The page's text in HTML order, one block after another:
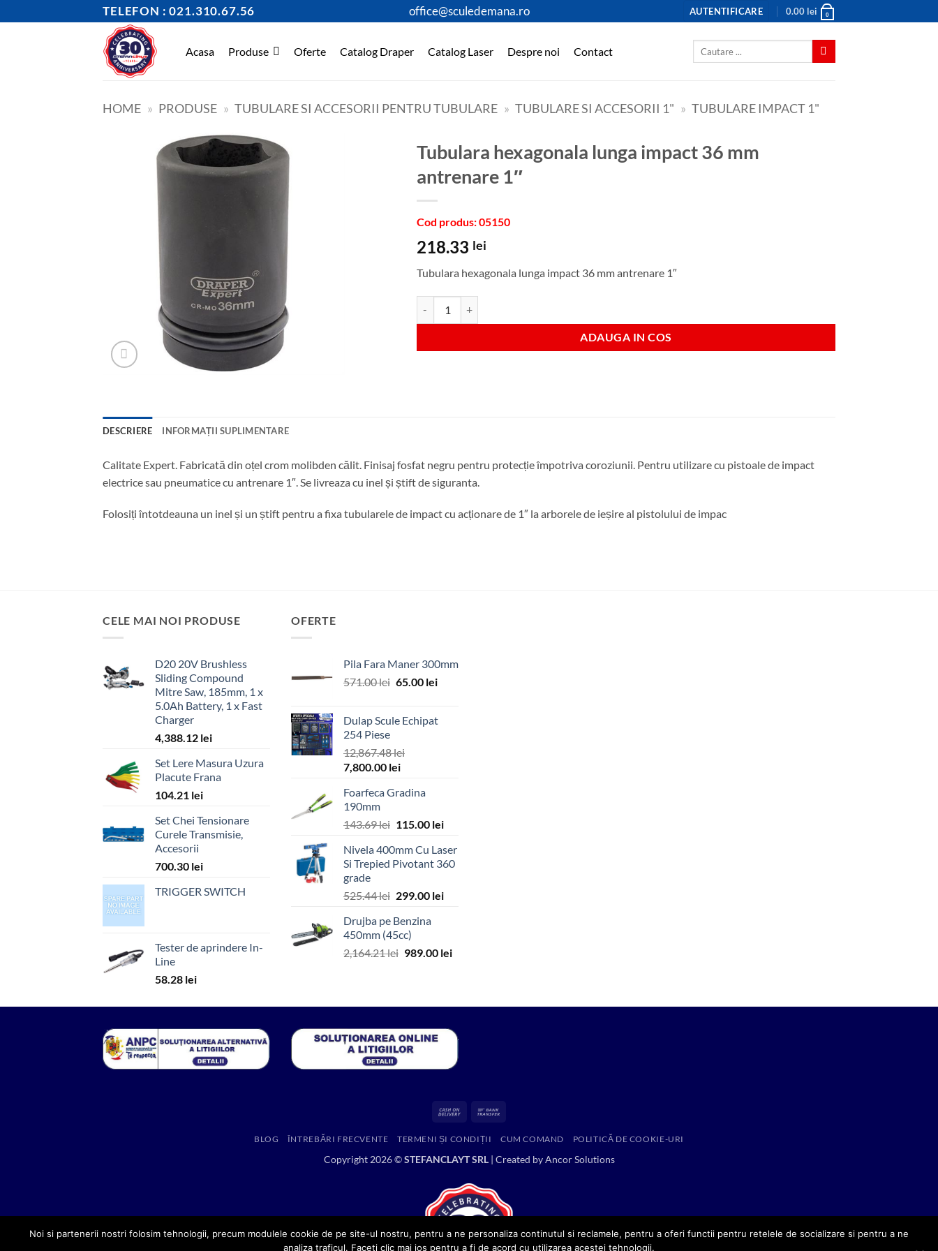
to
TELEFON : 021.310.67.56 office@sculedemana.ro AUTENTIFICARE 0.00 lei 0
Acasa Produse Oferte Catalog Draper Catalog Laser Despre noi Contact
HOME » PRODUSE » TUBULARE SI ACCESORII PENTRU TUBULARE » TUBULARE SI ACCESORII 1" » TUBULARE IMPACT 1"
Tubulara hexagonala lunga impact 36 mm
antrenare 1″
Cod produs: 05150
218.33 lei
Tubulara hexagonala lunga impact 36 mm antrenare 1″
ADAUGA IN COS
DESCRIERE INFORMAȚII SUPLIMENTARE
Calitate Expert. Fabricată din oțel crom molibden călit. Finisaj fosfat negru pentru protecție împotriva coroziunii. Pentru utilizare cu pistoale de impact
electrice sau pneumatice cu antrenare 1″. Se livreaza cu inel și știft de siguranta.
Folosiți întotdeauna un inel și un știft pentru a fixa tubularele de impact cu acționare de 1″ la arborele de ieșire al pistolului de impac
CELE MAI NOI PRODUSE
D20 20V Brushless
Sliding Compound
Mitre Saw, 185mm, 1 x
5.0Ah Battery, 1 x Fast
Charger
4,388.12 lei
Set Lere Masura Uzura
Placute Frana
104.21 lei
Set Chei Tensionare
Curele Transmisie,
Accesorii
700.30 lei
TRIGGER SWITCH
Tester de aprindere In-
Line
58.28 lei
OFERTE
Pila Fara Maner 300mm
571.00lei Prețul
fost:
65.00 leiPrețul
65.00 lei.
Dulap Scule Echipat
254 Piese
12,867.48lei
Prețul
a
fost:
12,867.48 lei.
7,800.00 leiPrețul
este:
Foarfeca Gradina
190mm
143.69lei Prețul
a
fost:
115.00 leiPrețul
este:
115.00 lei.
Nivela 400mm Cu Laser
Si Trepied Pivotant 360
grade
525.44lei Prețul
a
fost:
525.44 lei.
299.00 leiPrețul
Drujba pe Benzina
450mm (45cc)
2,164.21lei Prețul
2,164.21 lei.
989.00 leiPrețul
Cash
Delivery
BLOG ÎNTREBĂRI FRECVENTE TERMENI ȘI CONDIȚII CUM COMAND POLITICĂ DE COOKIE-URI
Copyright 2026 ©STEFANCLAYT SRL| Created byAncor Solutions
Noi si partenerii nostri folosim tehnologii, precum modulele cookie de pe site-ul nostru, pentru a ne personaliza continutul si reclamele, pentru a oferi functii pentru retelele de socializare si pentru a ne
analiza traficul. Faceti clic mai jos pentru a fi de acord cu utilizarea acestei tehnologii.